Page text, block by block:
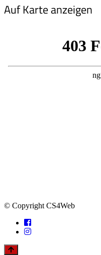
Auf Karte anzeigen
© Copyright CS4Web